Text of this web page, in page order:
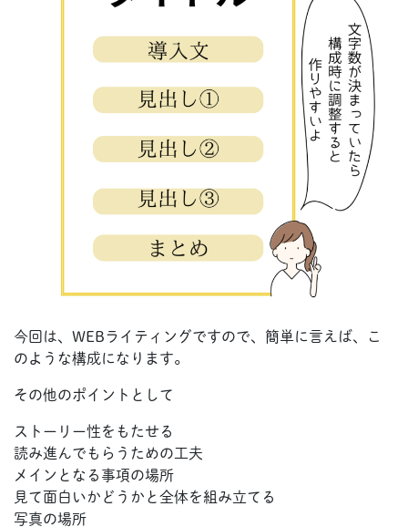
今回は、WEBライティングですので、簡単に言えば、こ
のような構成になります。
その他のポイントとして
ストーリー性をもたせる
読み進んでもらうための工夫
メインとなる事項の場所
見て面白いかどうかと全体を組み立てる
写真の場所